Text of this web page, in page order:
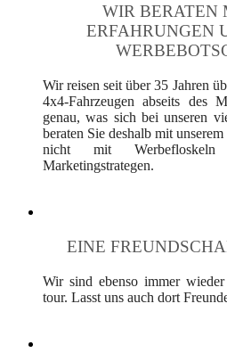
WIR BERATEN
ERFAHRUNGEN
Wir reisen seit über 35 Jahren
4x4-Fahrzeugen abseits des
genau, was sich bei unseren
beraten Sie deshalb mit
nicht mit
Marketingstrategen.
EINE
Wir sind ebenso immer
tour. Lasst uns auch dort